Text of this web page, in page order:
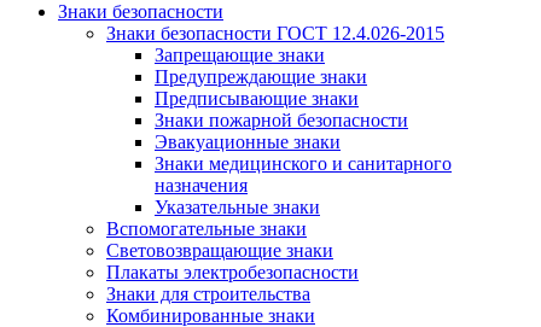
Знаки безопасности
Знаки безопасности ГОСТ 12.4.026-2015
Запрещающие знаки
Предупреждающие знаки
Предписывающие знаки
Знаки пожарной безопасности
Эвакуационные знаки
Знаки медицинского и санитарного
назначения
Указательные знаки
Вспомогательные знаки
Световозвращающие знаки
Плакаты электробезопасности
Знаки для строительства
Комбинированные знаки